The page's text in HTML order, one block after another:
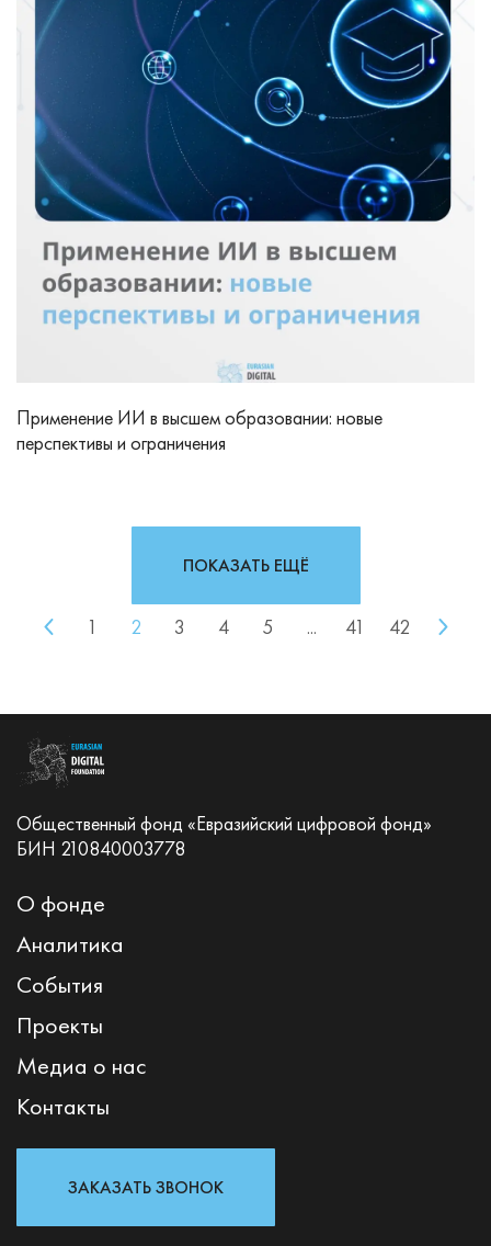
Применение ИИ в высшем образовании: новые
перспективы и ограничения
1 2 3 4 5 ... 41 42
ПОКАЗАТЬ ЕЩЁ
Общественный фонд «Евразийский цифровой фонд»
БИН 210840003778
О фонде
Аналитика
События
Проекты
Медиа о нас
Контакты
ЗАКАЗАТЬ ЗВОНОК